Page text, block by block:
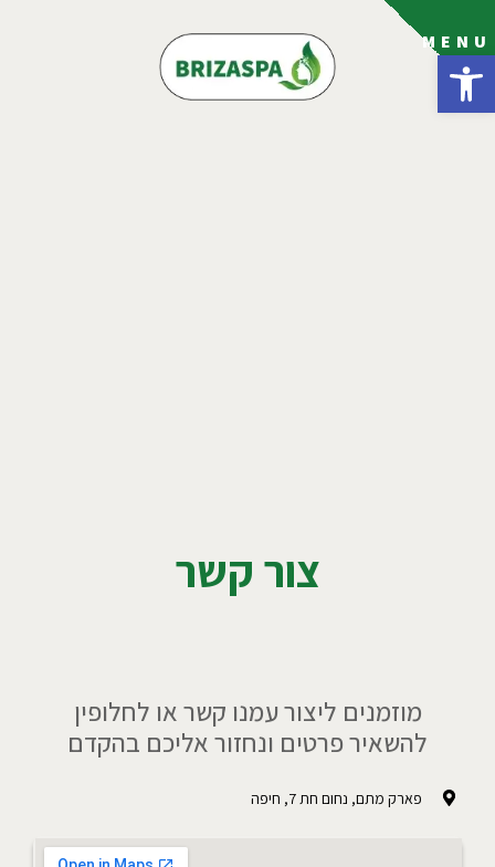
פתח סרגל נגישות
MENU
צור קשר
מוזמנים ליצור עמנו קשר או לחלופין
להשאיר פרטים ונחזור אליכם בהקדם
פארק מתם, נחום חת 7, חיפה